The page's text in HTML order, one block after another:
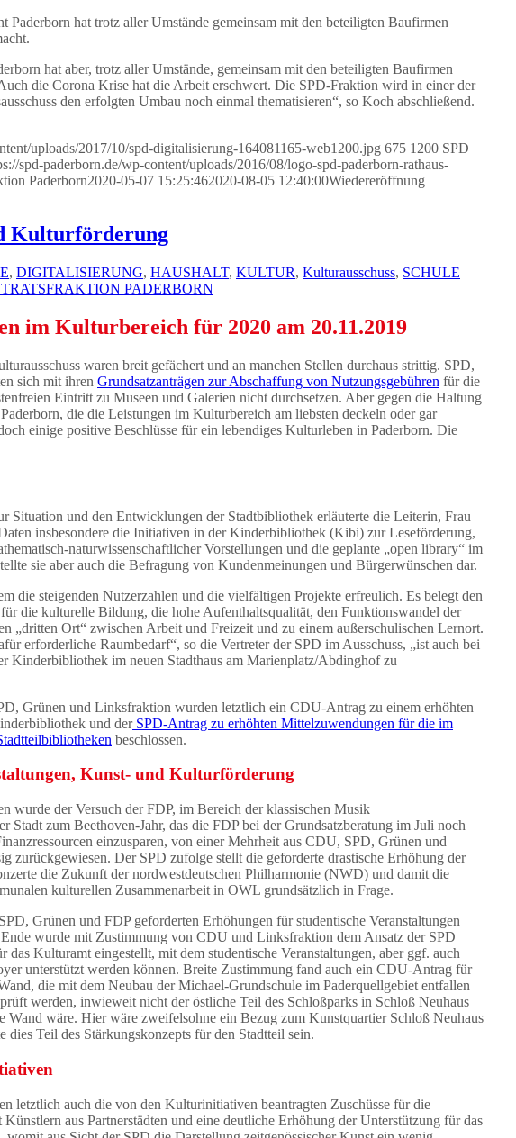
Paderborn hat trotz aller Umstände gemeinsam mit den beteiligten Baufirmen
hat aber, trotz aller Umstände, gemeinsam mit den beteiligten Baufirmen
die Corona Krise hat die Arbeit erschwert. Die SPD-Fraktion wird in einer der
den erfolgten Umbau noch einmal thematisieren“, so Koch abschließend.
uploads/2017/10/spd-digitalisierung-164081165-web1200.jpg 675 1200 SPD
spd-paderborn.de/wp-content/uploads/2016/08/logo-spd-paderborn-rathaus-
Paderborn2020-05-07 15:25:462020-08-05 12:40:00Wiedereröffnung
Kulturförderung
, DIGITALISIERUNG, HAUSHALT, KULTUR, Kulturausschuss, SCHULE
PADERBORN
im Kulturbereich für 2020 am 20.11.2019
waren breit gefächert und an manchen Stellen durchaus strittig. SPD,
sich mit ihren Grundsatzanträgen zur Abschaffung von Nutzungsgebühren für die
Eintritt zu Museen und Galerien nicht durchsetzen. Aber gegen die Haltung
die die Leistungen im Kulturbereich am liebsten deckeln oder gar
einige positive Beschlüsse für ein lebendiges Kulturleben in Paderborn. Die
Situation und den Entwicklungen der Stadtbibliothek erläuterte die Leiterin, Frau
insbesondere die Initiativen in der Kinderbibliothek (Kibi) zur Leseförderung,
naturwissenschaftlicher Vorstellungen und die geplante „open library“ im
sie aber auch die Befragung von Kundenmeinungen und Bürgerwünschen dar.
die steigenden Nutzerzahlen und die vielfältigen Projekte erfreulich. Es belegt den
die kulturelle Bildung, die hohe Aufenthaltsqualität, den Funktionswandel der
„dritten Ort“ zwischen Arbeit und Freizeit und zu einem außerschulischen Lernort.
erforderliche Raumbedarf“, so die Vertreter der SPD im Ausschuss, „ist auch bei
Kinderbibliothek im neuen Stadthaus am Marienplatz/Abdinghof zu
Grünen und Linksfraktion wurden letztlich ein CDU-Antrag zu einem erhöhten
und derSPD-Antrag zu erhöhten Mittelzuwendungen für die im
beschlossen.
Kunst- und Kulturförderung
wurde der Versuch der FDP, im Bereich der klassischen Musik
Stadt zum Beethoven-Jahr, das die FDP bei der Grundsatzberatung im Juli noch
einzusparen, von einer Mehrheit aus CDU, SPD, Grünen und
zurückgewiesen. Der SPD zufolge stellt die geforderte drastische Erhöhung der
die Zukunft der nordwestdeutschen Philharmonie (NWD) und damit die
kulturellen Zusammenarbeit in OWL grundsätzlich in Frage.
Grünen und FDP geforderten Erhöhungen für studentische Veranstaltungen
wurde mit Zustimmung von CDU und Linksfraktion dem Ansatz der SPD
das Kulturamt eingestellt, mit dem studentische Veranstaltungen, aber ggf. auch
unterstützt werden können. Breite Zustimmung fand auch ein CDU-Antrag für
die mit dem Neubau der Michael-Grundschule im Paderquellgebiet entfallen
werden, inwieweit nicht der östliche Teil des Schloßparks in Schloß Neuhaus
Wand wäre. Hier wäre zweifelsohne ein Bezug zum Kunstquartier Schloß Neuhaus
dies Teil des Stärkungskonzepts für den Stadtteil sein.
letztlich auch die von den Kulturinitiativen beantragten Zuschüsse für die
aus Partnerstädten und eine deutliche Erhöhung der Unterstützung für das